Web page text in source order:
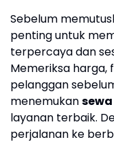
Sebelum
penting untuk
terpercaya dan
Memeriksa harga,
pelanggan
menemukan
layanan terbaik.
perjalanan ke